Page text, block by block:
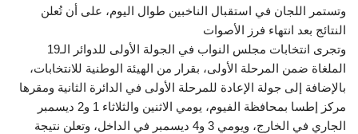
وتستمر اللجان في استقبال الناخبين طوال اليوم، على أن تُعلن
النتائج بعد انتهاء فرز الأصوات
وتجرى انتخابات مجلس النواب في الجولة الأولى للدوائر الـ19
الملغاة ضمن المرحلة الأولى، بقرار من الهيئة الوطنية للانتخابات،
بالإضافة إلى جولة الإعادة للمرحلة الأولى في الدائرة الثانية ومقرها
مركز إطسا بمحافظة الفيوم، يومي الاثنين والثلاثاء 1 و2 ديسمبر
الجاري في الخارج، ويومي 3 و4 ديسمبر في الداخل، وتعلن نتيجة